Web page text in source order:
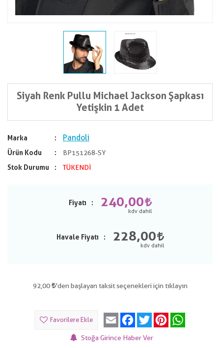
Siyah Renk Pullu Michael Jackson Şapkası
Yetişkin 1 Adet
Marka Pandoli
Ürün Kodu
BP151268-SY
Stok Durumu
TÜKENDİ
Fiyatı 240,00
Havale Fiyatı 228,00
92,00 'den başlayan taksit seçenekleri için tıklayın
Favorilere Ekle Email Facebook
Twitter Pinterest
Stoğa Girince Haber Ver